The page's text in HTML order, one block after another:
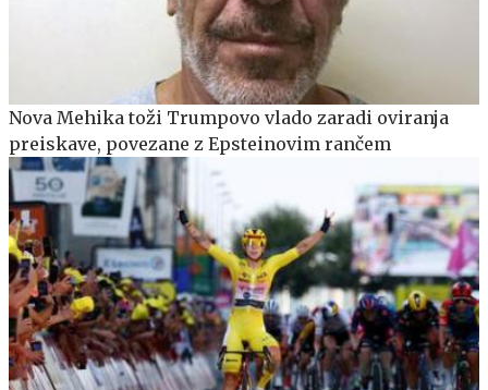
Nova Mehika toži Trumpovo vlado zaradi oviranja
preiskave, povezane z Epsteinovim rančem